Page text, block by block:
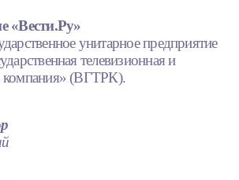
«Вести.Ру»
унитарное предприятие
телевизионная и
компания» (ВГТРК).